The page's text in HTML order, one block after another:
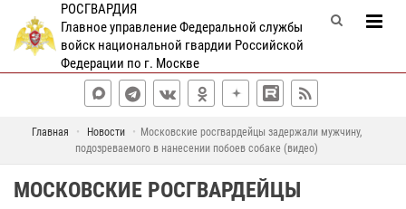
РОСГВАРДИЯ
Главное управление Федеральной службы
войск национальной гвардии Российской
Федерации по г. Москве
Главная Новости
Московские росгвардейцы задержали мужчину,
подозреваемого в нанесении побоев собаке (видео)
МОСКОВСКИЕ РОСГВАРДЕЙЦЫ